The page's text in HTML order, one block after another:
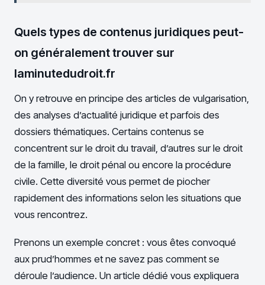
Quels types de contenus juridiques peut-
on généralement trouver sur
laminutedudroit.fr
On y retrouve en principe des articles de vulgarisation,
des analyses d’actualité juridique et parfois des
dossiers thématiques. Certains contenus se
concentrent sur le droit du travail, d’autres sur le droit
de la famille, le droit pénal ou encore la procédure
civile. Cette diversité vous permet de piocher
rapidement des informations selon les situations que
vous rencontrez.
Prenons un exemple concret : vous êtes convoqué
aux prud’hommes et ne savez pas comment se
déroule l’audience. Un article dédié vous expliquera